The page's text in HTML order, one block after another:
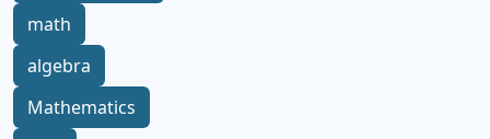
math
algebra
Mathematics